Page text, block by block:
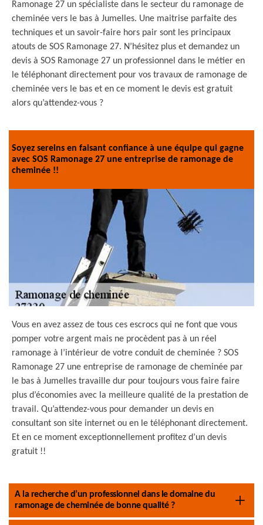
Ramonage 27 un spécialiste dans le secteur du ramonage de
cheminée vers le bas à Jumelles. Une maitrise parfaite des
techniques et un savoir-faire hors pair sont les principaux
atouts de SOS Ramonage 27. N’hésitez plus et demandez un
devis à SOS Ramonage 27 un professionnel dans le métier en
le téléphonant directement pour vos travaux de ramonage de
cheminée vers le bas et en ce moment le devis est gratuit
alors qu’attendez-vous ?
Soyez sereins en faisant confiance à une équipe qui gagne
avec SOS Ramonage 27 une entreprise de ramonage de
cheminée !!
Vous en avez assez de tous ces escrocs qui ne font que vous
pomper votre argent mais ne procèdent pas à un réel
ramonage à l’intérieur de votre conduit de cheminée ? SOS
Ramonage 27 une entreprise de ramonage de cheminée par
le bas à Jumelles travaille dur pour toujours vous faire faire
plus d’économies avec la meilleure qualité de la prestation de
travail. Qu’attendez-vous pour demander un devis en
consultant son site internet ou en le téléphonant directement.
Et en ce moment exceptionnellement profitez d’un devis
gratuit !!
A la recherche d’un professionnel dans le domaine du
ramonage de cheminée de bonne qualité ?